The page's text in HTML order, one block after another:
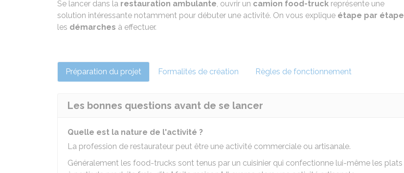
Se lancer dans la restauration ambulante, ouvrir un camion food-truck représente une
solution intéressante notamment pour débuter une activité. On vous explique étape par étape
les démarches à effectuer.
Préparation du projet Formalités de création Règles de fonctionnement
Les bonnes questions avant de se lancer
Quelle est la nature de l'activité ?
La profession de restaurateur peut être une activité commerciale ou artisanale.
Généralement les food-trucks sont tenus par un cuisinier qui confectionne lui-même les plats